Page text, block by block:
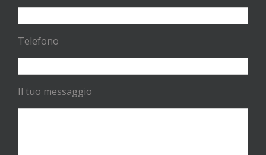
Telefono
Il tuo messaggio